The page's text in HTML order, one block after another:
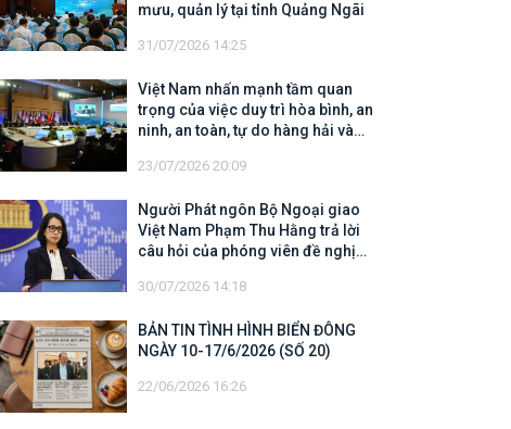
mưu, quản lý tại tỉnh Quảng Ngãi
31/07/2026 14:25
Việt Nam nhấn mạnh tầm quan
trọng của việc duy trì hòa bình, an
ninh, an toàn, tự do hàng hải và
23/07/2026 20:09
Người Phát ngôn Bộ Ngoại giao
Việt Nam Phạm Thu Hằng trả lời
câu hỏi của phóng viên đề nghị
kiếm, cứu hộ các thuyền viên Việt
30/07/2026 14:18
BẢN TIN TÌNH HÌNH BIỂN ĐÔNG
NGÀY 10-17/6/2026 (SỐ 20)
22/06/2026 16:26